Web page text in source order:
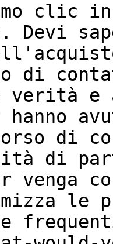
clic in
di
verità e
di
di
venga
le